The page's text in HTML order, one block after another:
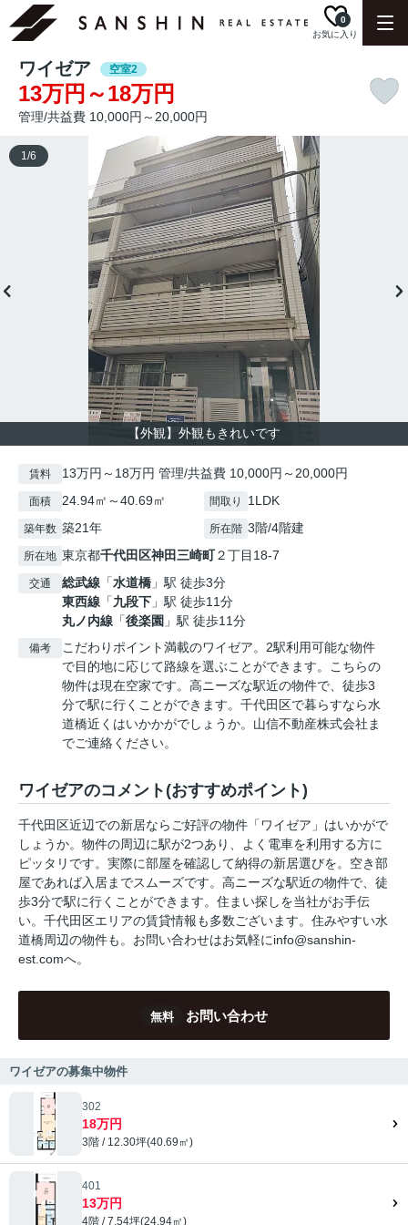
お気に入り
0
ワイゼア 空室2
13万円～18万円
管理/共益費 10,000円～20,000円
【外観】外観もきれいです
1/6
賃料 13万円～18万円 管理/共益費 10,000円～20,000円
面積 24.94㎡～40.69㎡ 間取り 1LDK
築年数 築21年 所在階 3階/4階建
所在地 東京都千代田区神田三崎町２丁目18-7
交通 総武線 「水道橋 」駅 徒歩3分
東西線 「九段下 」駅 徒歩11分
丸ノ内線 「後楽園 」駅 徒歩11分
備考
こだわりポイント満載のワイゼア。2駅利用可能な物件
で目的地に応じて路線を選ぶことができます。こちらの
物件は現在空家です。高ニーズな駅近の物件で、徒歩3
分で駅に行くことができます。千代田区で暮らすなら水
道橋近くはいかかがでしょうか。山信不動産株式会社ま
でご連絡ください。
ワイゼアのコメント(おすすめポイント)
千代田区近辺での新居ならご好評の物件「ワイゼア」はいかがで
しょうか。物件の周辺に駅が2つあり、よく電車を利用する方に
ピッタリです。実際に部屋を確認して納得の新居選びを。空き部
屋であれば入居までスムーズです。高ニーズな駅近の物件で、徒
歩3分で駅に行くことができます。住まい探しを当社がお手伝
い。千代田区エリアの賃貸情報も多数ございます。住みやすい水
道橋周辺の物件も。お問い合わせはお気軽にinfo@sanshin-
est.comへ。
無料 お問い合わせ
ワイゼアの募集中物件
302
18万円
3階 / 12.30坪(40.69㎡)
401
13万円
4階 / 7.54坪(24.94㎡)